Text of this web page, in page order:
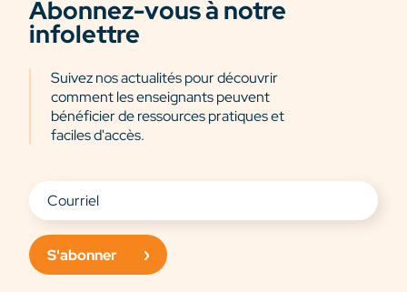
Abonnez-vous à notre
infolettre
Suivez nos actualités pour découvrir
comment les enseignants peuvent
bénéficier de ressources pratiques et
faciles d'accès.
S'abonner